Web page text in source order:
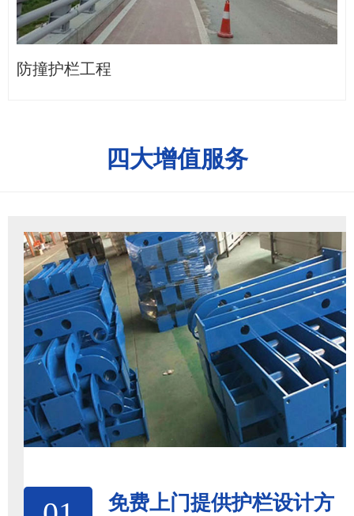
防撞护栏工程
四大增值服务
免费上门提供护栏设计方